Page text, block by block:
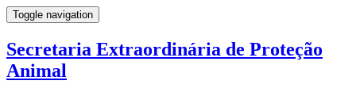
Toggle navigation
Secretaria Extraordinária de Proteção
Animal